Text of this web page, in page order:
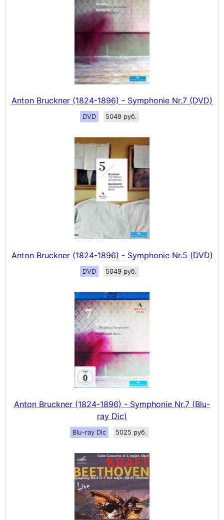
Anton Bruckner (1824-1896) - Symphonie Nr.7 (DVD)
DVD 5049 руб.
Anton Bruckner (1824-1896) - Symphonie Nr.5 (DVD)
DVD 5049 руб.
Anton Bruckner (1824-1896) - Symphonie Nr.7 (Blu-
ray Dic)
Blu-ray Dic 5025 руб.